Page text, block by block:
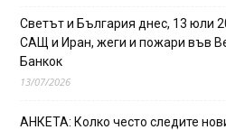
Светът и България днес, 13 юли
САЩ и Иран, жеги и пожари във
Банкок
13/07/2026
АНКЕТА: Колко често следите